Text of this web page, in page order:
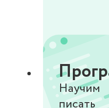
Научим
писать